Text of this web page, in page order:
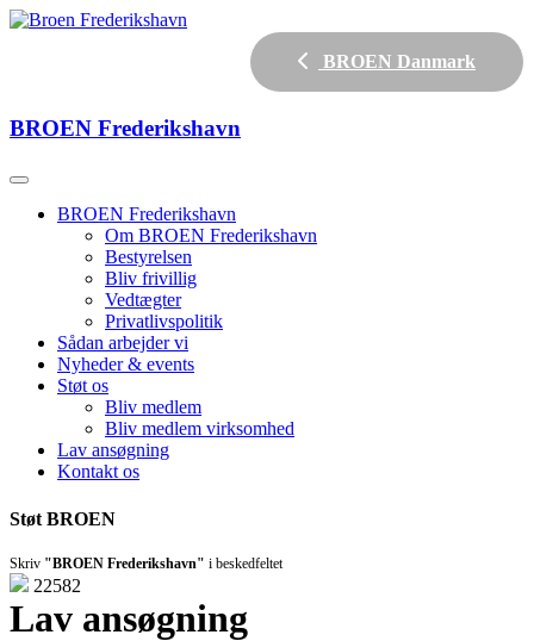
BROEN Danmark
BROEN Frederikshavn
BROEN Frederikshavn
Om BROEN Frederikshavn
Bestyrelsen
Bliv frivillig
Vedtægter
Privatlivspolitik
Sådan arbejder vi
Nyheder & events
Støt os
Bliv medlem
Bliv medlem virksomhed
Lav ansøgning
Kontakt os
Støt BROEN
Skriv "BROEN Frederikshavn" i beskedfeltet
22582
Lav ansøgning